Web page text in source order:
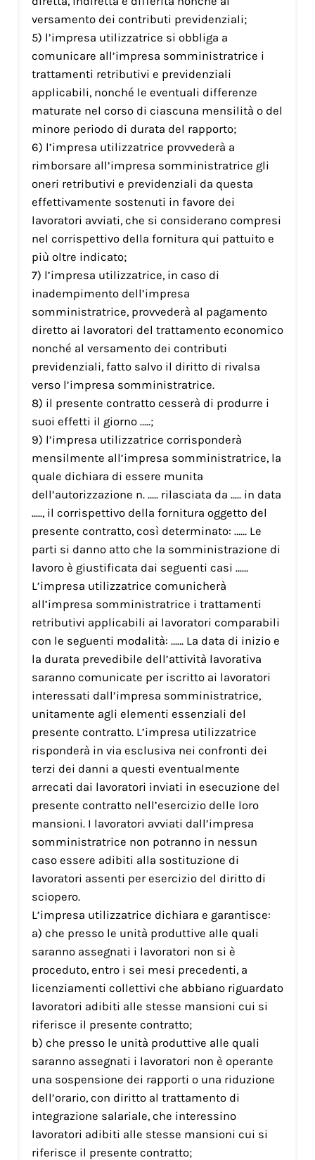
versamento dei contributi previdenziali;
5) l’impresa utilizzatrice si obbliga a
comunicare all’impresa somministratrice i
trattamenti retributivi e previdenziali
applicabili, nonché le eventuali differenze
maturate nel corso di ciascuna mensilità o del
minore periodo di durata del rapporto;
6) l’impresa utilizzatrice provvederà a
rimborsare all’impresa somministratrice gli
oneri retributivi e previdenziali da questa
effettivamente sostenuti in favore dei
lavoratori avviati, che si considerano compresi
nel corrispettivo della fornitura qui pattuito e
più oltre indicato;
7) l’impresa utilizzatrice, in caso di
inadempimento dell’impresa
somministratrice, provvederà al pagamento
diretto ai lavoratori del trattamento economico
nonché al versamento dei contributi
previdenziali, fatto salvo il diritto di rivalsa
verso l’impresa somministratrice.
8) il presente contratto cesserà di produrre i
suoi effetti il giorno …..;
9) l’impresa utilizzatrice corrisponderà
mensilmente all’impresa somministratrice, la
quale dichiara di essere munita
dell’autorizzazione n. ….. rilasciata da ….. in data
….., il corrispettivo della fornitura oggetto del
presente contratto, così determinato: …… Le
parti si danno atto che la somministrazione di
lavoro è giustificata dai seguenti casi ……
L’impresa utilizzatrice comunicherà
all’impresa somministratrice i trattamenti
retributivi applicabili ai lavoratori comparabili
con le seguenti modalità: …… La data di inizio e
la durata prevedibile dell’attività lavorativa
saranno comunicate per iscritto ai lavoratori
interessati dall’impresa somministratrice,
unitamente agli elementi essenziali del
presente contratto. L’impresa utilizzatrice
risponderà in via esclusiva nei confronti dei
terzi dei danni a questi eventualmente
arrecati dai lavoratori inviati in esecuzione del
presente contratto nell’esercizio delle loro
mansioni. I lavoratori avviati dall’impresa
somministratrice non potranno in nessun
caso essere adibiti alla sostituzione di
lavoratori assenti per esercizio del diritto di
sciopero.
L’impresa utilizzatrice dichiara e garantisce:
a) che presso le unità produttive alle quali
saranno assegnati i lavoratori non si è
proceduto, entro i sei mesi precedenti, a
licenziamenti collettivi che abbiano riguardato
lavoratori adibiti alle stesse mansioni cui si
riferisce il presente contratto;
b) che presso le unità produttive alle quali
saranno assegnati i lavoratori non è operante
una sospensione dei rapporti o una riduzione
dell’orario, con diritto al trattamento di
integrazione salariale, che interessino
lavoratori adibiti alle stesse mansioni cui si
riferisce il presente contratto;